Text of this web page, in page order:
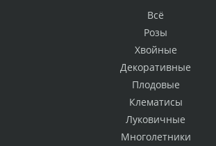
Всё
Розы
Хвойные
Декоративные
Плодовые
Клематисы
Луковичные
Многолетники